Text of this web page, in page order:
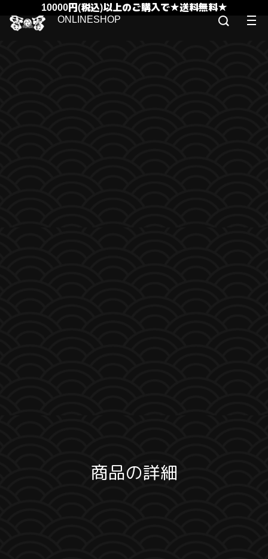
10000円(税込)以上のご購入で★送料無料★
商品の詳細
ONLINESHOP